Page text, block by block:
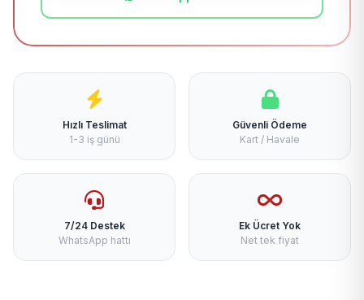
Hızlı Teslimat
1-3 iş günü
Güvenli Ödeme
Kart / Havale
7/24 Destek
WhatsApp hattı
Ek Ücret Yok
Net tek fiyat